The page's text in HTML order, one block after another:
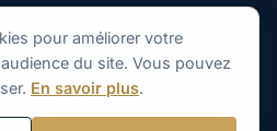
pour améliorer votre
du site. Vous pouvez
En savoir plus.